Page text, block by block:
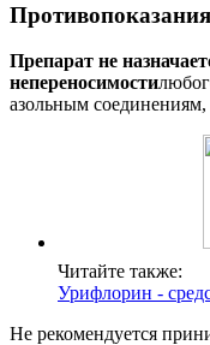
Противопоказания
Препарат не
непереносимости
азольным
Читайте также:
Урифлорин -
Не рекомендуется